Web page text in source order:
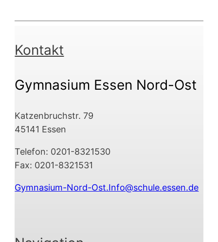
Kontakt
Gymnasium Essen Nord-Ost
Katzenbruchstr. 79
45141 Essen
Telefon: 0201-8321530
Fax: 0201-8321531
Gymnasium-Nord-Ost.Info@schule.essen.de